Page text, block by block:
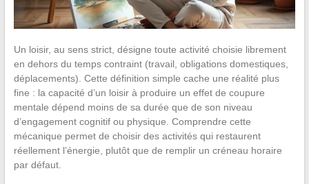
Un loisir, au sens strict, désigne toute activité choisie librement
en dehors du temps contraint (travail, obligations domestiques,
déplacements). Cette définition simple cache une réalité plus
fine : la capacité d’un loisir à produire un effet de coupure
mentale dépend moins de sa durée que de son niveau
d’engagement cognitif ou physique. Comprendre cette
mécanique permet de choisir des activités qui restaurent
réellement l’énergie, plutôt que de remplir un créneau horaire
par défaut.